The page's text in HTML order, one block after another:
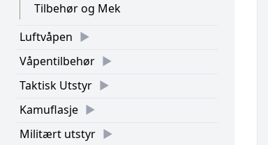
Tilbehør og Mek
Luftvåpen
Våpentilbehør
Taktisk Utstyr
Kamuflasje
Militært utstyr